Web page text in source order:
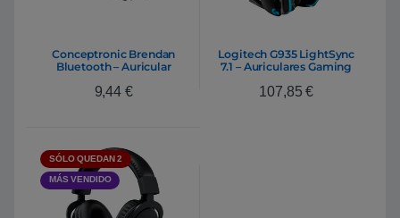
Conceptronic Brendan
Bluetooth – Auricular
9,44 €
Logitech G935 LightSync
7.1 – Auriculares Gaming
107,85€
SÓLO QUEDAN 2
MÁS VENDIDO